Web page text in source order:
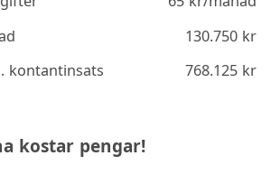
130.750kr
kontantinsats
768.125kr
kostar pengar!